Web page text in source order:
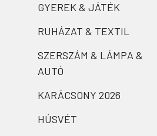
GYEREK & JÁTÉK
RUHÁZAT & TEXTIL
SZERSZÁM & LÁMPA &
AUTÓ
KARÁCSONY 2026
HÚSVÉT